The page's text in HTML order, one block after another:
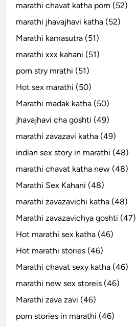
marathi chavat katha porn (52)
marathi jhavajhavi katha (52)
Marathi kamasutra (51)
marathi xxx kahani (51)
porn stry mrathi (51)
Hot sex marathi (50)
Marathi madak katha (50)
jhavajhavi cha goshti (49)
marathi zavazavi katha (49)
indian sex story in marathi (48)
marathi chavat katha new (48)
Marathi Sex Kahani (48)
marathi zavazavichi katha (48)
Marathi zavazavichya goshti (47)
Hot marathi sex katha (46)
Hot marathi stories (46)
Marathi chavat sexy katha (46)
marathi new sex storeis (46)
Marathi zava zavi (46)
porn stories in marathi (46)